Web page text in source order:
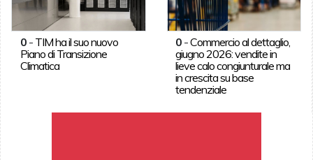
0- TIM ha il suo nuovo
Piano di Transizione
Climatica
0 -Commercio al dettaglio,
giugno 2026: vendite in
lieve calo congiunturale ma
in crescita su base
tendenziale